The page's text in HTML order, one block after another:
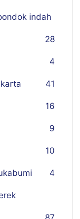
indah
28
4
41
16
9
10
4